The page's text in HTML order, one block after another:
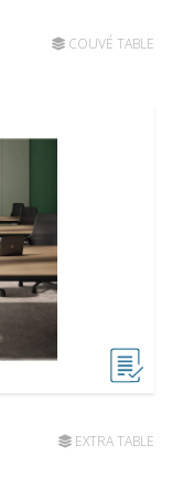
COUVÉ TABLE
EXTRA TABLE